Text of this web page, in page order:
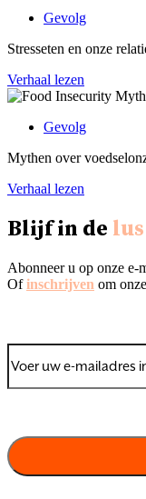
Gevolg
Stresseten en onze
Verhaal lezen
Gevolg
Mythen over
Verhaal lezen
Blijf in de lus
Abonneer u op onze e-
Ofinschrijven om